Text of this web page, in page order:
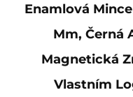
Enamlová
Mm, Černá
Magnetická
Vlastním